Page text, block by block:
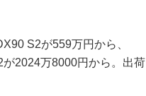
S2が559万円から、
2024万8000円から。出荷